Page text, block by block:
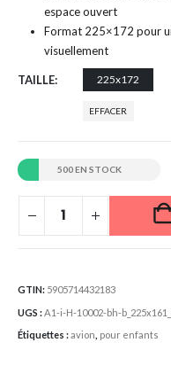
espace ouvert
Format 225×172 pour
visuellement
TAILLE 225x172
EFFACER
500 EN STOCK
GTIN: 5905714432183
UGS :A1-i-H-10002-bh-
Étiquettes :avion pour enfants